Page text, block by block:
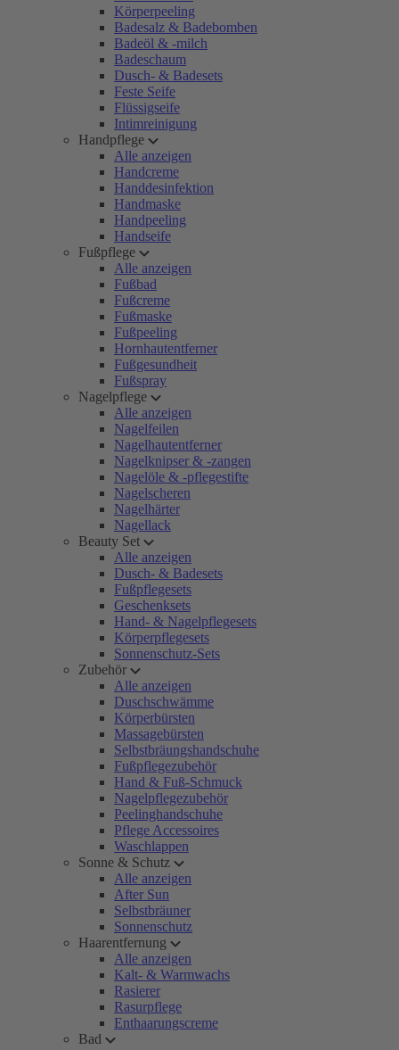
Körperpeeling
Badesalz & Badebomben
Badeöl & -milch
Badeschaum
Dusch- & Badesets
Feste Seife
Flüssigseife
Intimreinigung
Handpflege
Alle anzeigen
Handcreme
Handdesinfektion
Handmaske
Handpeeling
Handseife
Fußpflege
Alle anzeigen
Fußbad
Fußcreme
Fußmaske
Fußpeeling
Hornhautentferner
Fußgesundheit
Fußspray
Nagelpflege
Alle anzeigen
Nagelfeilen
Nagelhautentferner
Nagelknipser & -zangen
Nagelöle & -pflegestifte
Nagelscheren
Nagelhärter
Nagellack
Beauty Set
Alle anzeigen
Dusch- & Badesets
Fußpflegesets
Geschenksets
Hand- & Nagelpflegesets
Körperpflegesets
Sonnenschutz-Sets
Zubehör
Alle anzeigen
Duschschwämme
Körperbürsten
Massagebürsten
Selbstbräungshandschuhe
Fußpflegezubehör
Hand & Fuß-Schmuck
Nagelpflegezubehör
Peelinghandschuhe
Pflege Accessoires
Waschlappen
Sonne & Schutz
Alle anzeigen
After Sun
Selbstbräuner
Sonnenschutz
Haarentfernung
Alle anzeigen
Kalt- & Warmwachs
Rasierer
Rasurpflege
Enthaarungscreme
Bad